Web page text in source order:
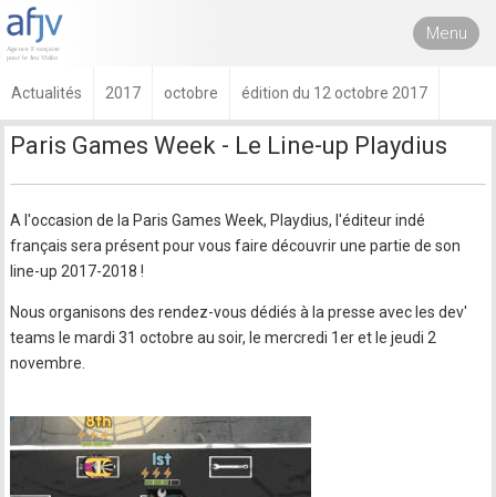
Menu
Actualités 2017 octobre édition du 12 octobre 2017
Paris Games Week - Le Line-up Playdius
A l'occasion de la Paris Games Week, Playdius, l'éditeur indé
français sera présent pour vous faire découvrir une partie de son
line-up 2017-2018 !
Nous organisons des rendez-vous dédiés à la presse avec les dev'
teams le mardi 31 octobre au soir, le mercredi 1er et le jeudi 2
novembre.